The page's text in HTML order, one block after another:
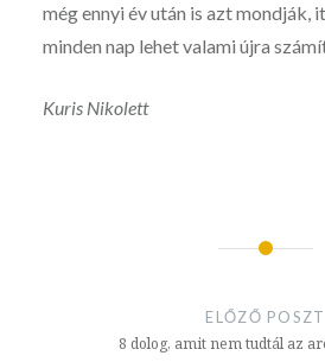
még ennyi év után is azt mondják,
minden nap lehet valami újra
Kuris Nikolett
ELŐZŐ POSZT
8 dolog, amit nem tudtál az